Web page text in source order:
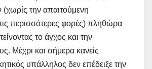
την απαιτούμενη
περισσότερες φορές) πληθώρα
το άγχος και την
Μέχρι και σήμερα κανείς
υπάλληλος δεν επέδειξε την